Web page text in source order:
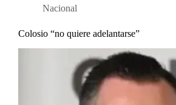
Nacional
Colosio “no quiere adelantarse”